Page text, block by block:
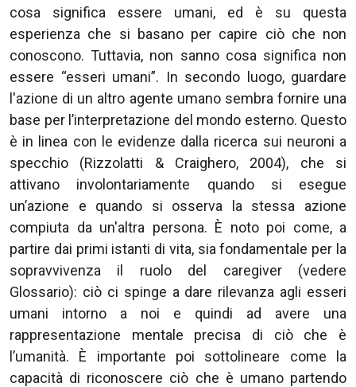
cosa significa essere umani, ed è su questa
esperienza che si basano per capire ciò che non
conoscono. Tuttavia, non sanno cosa significa non
essere “esseri umani”. In secondo luogo, guardare
l'azione di un altro agente umano sembra fornire una
base per l’interpretazione del mondo esterno. Questo
è in linea con le evidenze dalla ricerca sui neuroni a
specchio (Rizzolatti & Craighero, 2004), che si
attivano involontariamente quando si esegue
un’azione e quando si osserva la stessa azione
compiuta da un'altra persona. È noto poi come, a
partire dai primi istanti di vita, sia fondamentale per la
sopravvivenza il ruolo del caregiver (vedere
Glossario): ciò ci spinge a dare rilevanza agli esseri
umani intorno a noi e quindi ad avere una
rappresentazione mentale precisa di ciò che è
l’umanità. È importante poi sottolineare come la
capacità di riconoscere ciò che è umano partendo